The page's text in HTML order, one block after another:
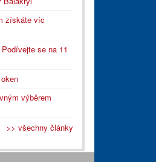
získáte víc
se na 11
výběrem
>> všechny články